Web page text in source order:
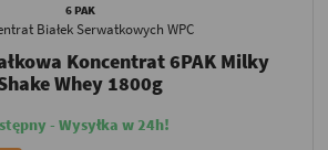
6 PAK
Białek Serwatkowych WPC
Koncentrat 6PAK Milky
Whey 1800g
- Wysyłka w 24h!